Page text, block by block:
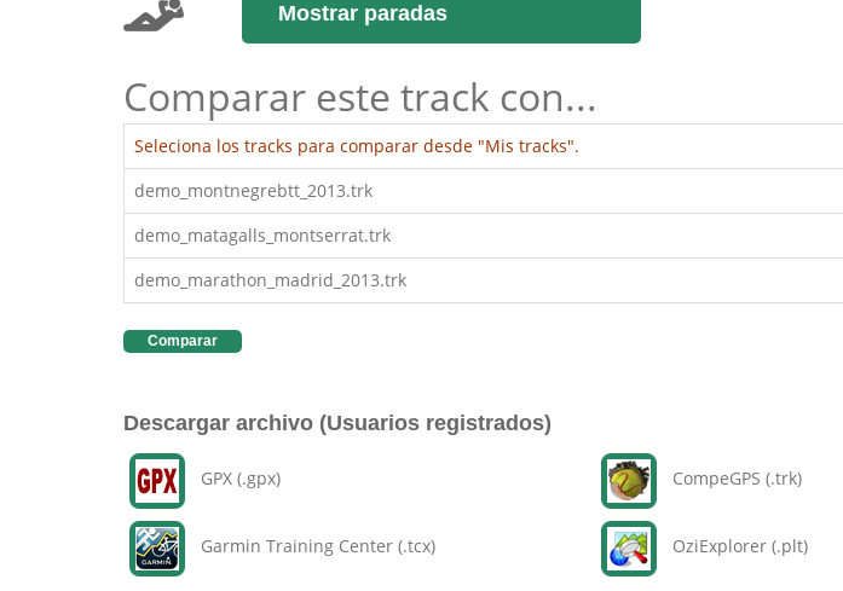
Mostrar paradas
Comparar este track con...
Seleciona los tracks para comparar desde "Mis tracks".
demo_montnegrebtt_2013.trk
demo_matagalls_montserrat.trk
demo_marathon_madrid_2013.trk
Comparar
Descargar archivo (Usuarios registrados)
GPX (.gpx)
Garmin Training Center (.tcx)
CompeGPS (.trk)
OziExplorer (.plt)